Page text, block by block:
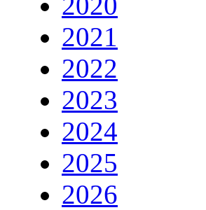
2021
2022
2023
2024
2025
2026